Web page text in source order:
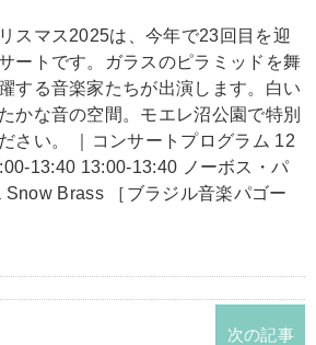
スマス2025は、今年で23回目を迎
ートです。ガラスのピラミッドを舞
する音楽家たちが出演します。白い
かな音の空間。モエレ沼公園で特別
さい。 ｜コンサートプログラム 12
13:40 13:00-13:40 ノーボス・パ
Snow Brass ［ブラジル音楽パゴー
次の記事